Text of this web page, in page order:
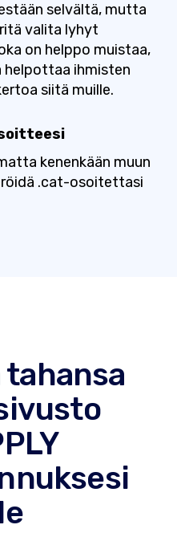
selvältä, mutta
valita lyhyt
on helppo muistaa,
helpottaa ihmisten
siitä muille.
kenenkään muun
.cat-osoitettasi
tahansa